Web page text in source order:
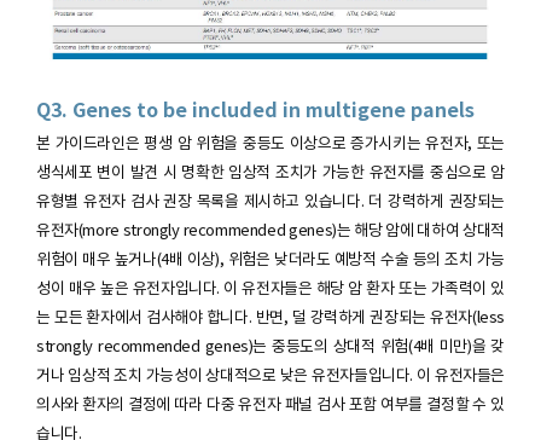
Q3. Genes to be included in multigene panels
본 가이드라인은 평생 암 위험을 중등도 이상으로 증가시키는 유전자, 또는
생식세포 변이 발견 시 명확한 임상적 조치가 가능한 유전자를 중심으로 암
유형별 유전자 검사 권장 목록을 제시하고 있습니다. 더 강력하게 권장되는
유전자(more strongly recommended genes)는 해당 암에 대하여 상대적
위험이 매우 높거나(4배 이상), 위험은 낮더라도 예방적 수술 등의 조치 가능
성이 매우 높은 유전자입니다. 이 유전자들은 해당 암 환자 또는 가족력이 있
는 모든 환자에서 검사해야 합니다. 반면, 덜 강력하게 권장되는 유전자(less
strongly recommended genes)는 중등도의 상대적 위험(4배 미만)을 갖
거나 임상적 조치 가능성이 상대적으로 낮은 유전자들입니다. 이 유전자들은
의사와 환자의 결정에 따라 다중 유전자 패널 검사 포함 여부를 결정할 수 있
습니다.